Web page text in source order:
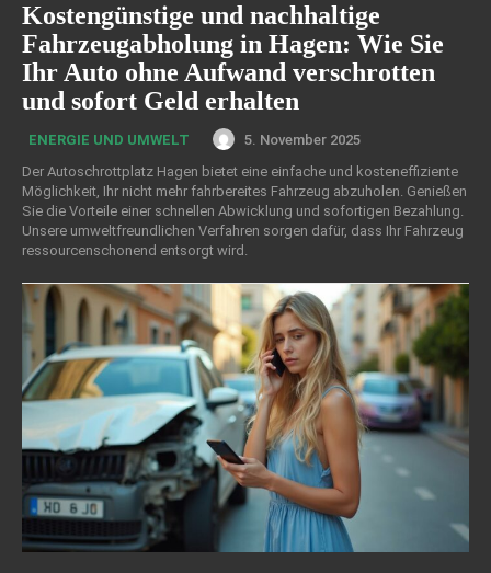
Kostengünstige und nachhaltige
Fahrzeugabholung in Hagen: Wie Sie
Ihr Auto ohne Aufwand verschrotten
und sofort Geld erhalten
ENERGIE UND UMWELT
5. November 2025
Der Autoschrottplatz Hagen bietet eine einfache und kosteneffiziente
Möglichkeit, Ihr nicht mehr fahrbereites Fahrzeug abzuholen. Genießen
Sie die Vorteile einer schnellen Abwicklung und sofortigen Bezahlung.
Unsere umweltfreundlichen Verfahren sorgen dafür, dass Ihr Fahrzeug
ressourcenschonend entsorgt wird.